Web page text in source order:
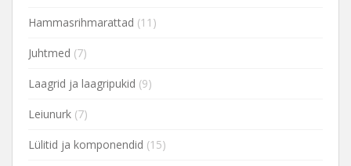
Hammasrihmarattad (11)
Juhtmed (7)
Laagrid ja laagripukid (9)
Leiunurk (7)
Lülitid ja komponendid (15)